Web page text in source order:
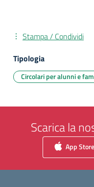
Stampa / Condividi
Tipologia
Circolari per alunni e
Scarica la
App Store